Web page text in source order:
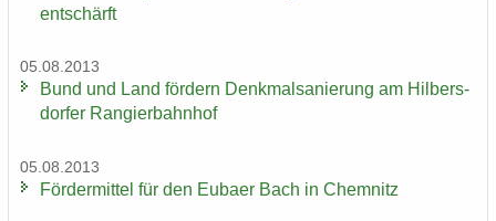
ent­schärft
05.08.2013
Bund und Land för­dern Denk­mal­sa­nie­rung am Hil­bers­
dor­fer Ran­gier­bahn­hof
05.08.2013
För­der­mit­tel für den Eu­ba­er Bach in Chem­nitz